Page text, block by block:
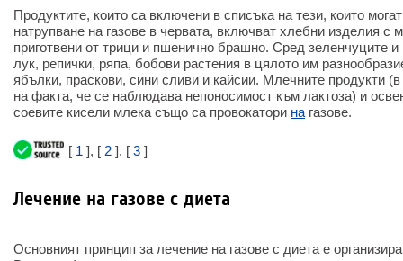
Продуктите, които са включени в списъка на тези, които
натрупване на газове в червата, включват хлебни изделия с
приготвени от трици и пшенично брашно. Сред зеленчуците и
лук, репички, ряпа, бобови растения в цялото им
ябълки, праскови, сини сливи и кайсии. Млечните продукти
на факта, че се наблюдава непоносимост към лактоза) и
соевите кисели млека също са провокатори на газове.
[ 1 ], [ 2 ], [ 3 ]
Лечение на газове с диета
Основният принцип за лечение на газове с диета е